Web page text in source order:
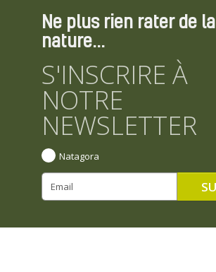
Ne plus rien rater de la
nature...
S'INSCRIRE À
NOTRE
NEWSLETTER
Natagora